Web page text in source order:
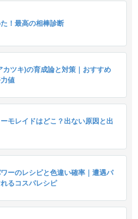
！最高の相棒診断
カツキ)の育成論と対策｜おすすめ
値
モレイドはどこ？出ない原因と出
ーのレシピと色違い確率｜遭遇パ
るコスパレシピ